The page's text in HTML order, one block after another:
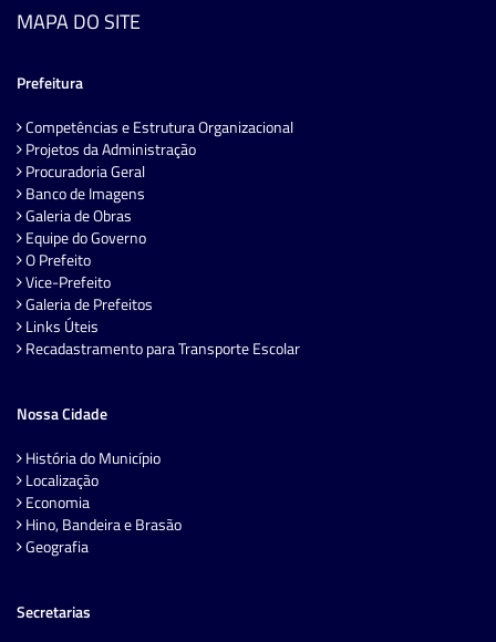
MAPA DO SITE
Prefeitura
Competências e Estrutura Organizacional
Projetos da Administração
Procuradoria Geral
Banco de Imagens
Galeria de Obras
Equipe do Governo
O Prefeito
Vice-Prefeito
Galeria de Prefeitos
Links Úteis
Recadastramento para Transporte Escolar
Nossa Cidade
História do Município
Localização
Economia
Hino, Bandeira e Brasão
Geografia
Secretarias